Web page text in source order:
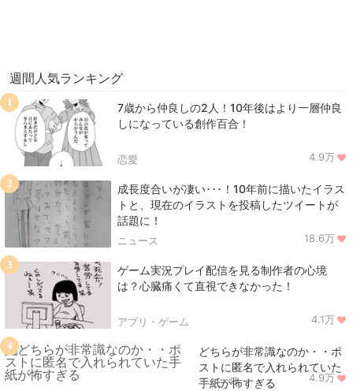
週間人気ランキング
7歳から仲良しの2人！10年後はより一層仲良
しになっている創作百合！
恋愛 4.9万
1
成長度合いが凄い･･･！10年前に描いたイラス
トと、現在のイラストを投稿したツイートが
話題に！
ニュース 18.6万
2
ゲーム実況プレイ配信を見る制作者の心境
は？心臓痛くて直視できなかった！
アプリ・ゲーム 4.1万
3
どちらが非常識なのか・・ポ
ストに匿名で入れられていた
手紙が怖すぎる
ニュース 4.9万
4